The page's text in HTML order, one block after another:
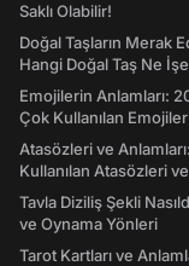
Saklı Olabilir!
Doğal Taşların Merak
Hangi Doğal Taş Ne
Emojilerin Anlamları:
Çok Kullanılan
Atasözleri ve
Kullanılan Atasözleri
Tavla Diziliş Şekli
ve Oynama Yönleri
Tarot Kartları ve